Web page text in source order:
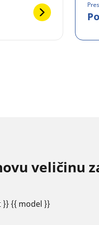
veličinu za
}} {{ model }}